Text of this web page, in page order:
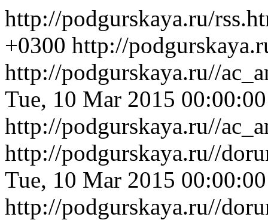
http://podgurskaya.ru/
+0300 http://
http://podgurskaya.ru//
Tue, 10 Mar 2015
http://podgurskaya.ru//
http://podgurskaya.ru//
Tue, 10 Mar 2015
http://podgurskaya.ru//